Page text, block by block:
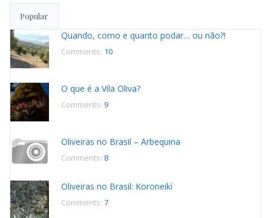
Popular
Quando, como e quanto podar… ou não?!
Comments: 10
O que é a Vila Oliva?
Comments: 9
Oliveiras no Brasil – Arbequina
Comments: 8
Oliveiras no Brasil: Koroneiki
Comments: 7